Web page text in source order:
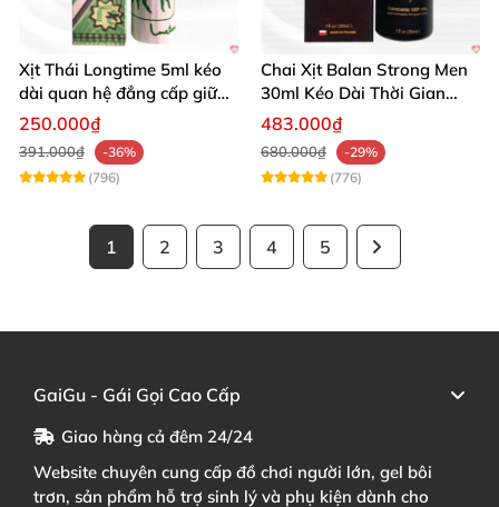
Xịt Thái Longtime 5ml kéo
dài quan hệ đẳng cấp giữ
cuộc yêu
250.000₫
391.000₫
-36%
(796)
Chai Xịt Balan Strong Men
30ml Kéo Dài Thời Gian
Quan Hệ
483.000₫
680.000₫
-29%
(776)
1 2 3 4 5
GaiGu - Gái Gọi Cao Cấp
Giao hàng cả đêm 24/24
Website chuyên cung cấp đồ chơi người lớn, gel bôi
trơn, sản phẩm hỗ trợ sinh lý và phụ kiện dành cho